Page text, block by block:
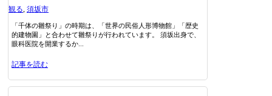
観る, 須坂市
「千体の雛祭り」の時期は、「世界の民俗人形博物館」「歴史
的建物園」と合わせて雛祭りが行われています。 須坂出身で、
眼科医院を開業するか...
記事を読む